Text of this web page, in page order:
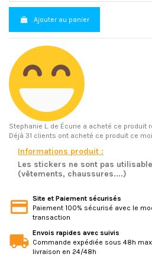
Ajouter au panier
Stephanie L. de Écurie a acheté ce produit
Déjà 31 clients ont acheté ce produit ce
Informations produit :
Les stickers ne sont pas
(vêtements, chaussures....)
Site et Paiement sécurisés
Paiement 100% sécurisé avec le
transaction
Envois rapides avec suivis
Commande expédiée sous 48h
livraison en 24/48h